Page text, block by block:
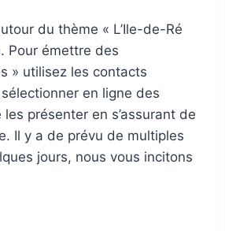
du thème « L’Ile-de-Ré
Pour émettre des
» utilisez les contacts
en ligne des
présenter en s’assurant de
Il y a de prévu de multiples
jours, nous vous incitons